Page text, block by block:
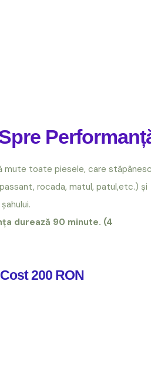
mute toate piesele, care stăpânesc
rocada, matul, patul,etc.) și
durează 90 minute. (4
200 RON